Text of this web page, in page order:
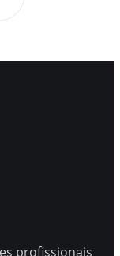
profissionais